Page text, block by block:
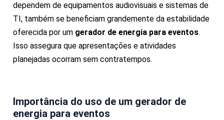
dependem de equipamentos audiovisuais e sistemas de
TI, também se beneficiam grandemente da estabilidade
oferecida por um gerador de energia para eventos.
Isso assegura que apresentações e atividades
planejadas ocorram sem contratempos.
Importância do uso de um gerador de
energia para eventos